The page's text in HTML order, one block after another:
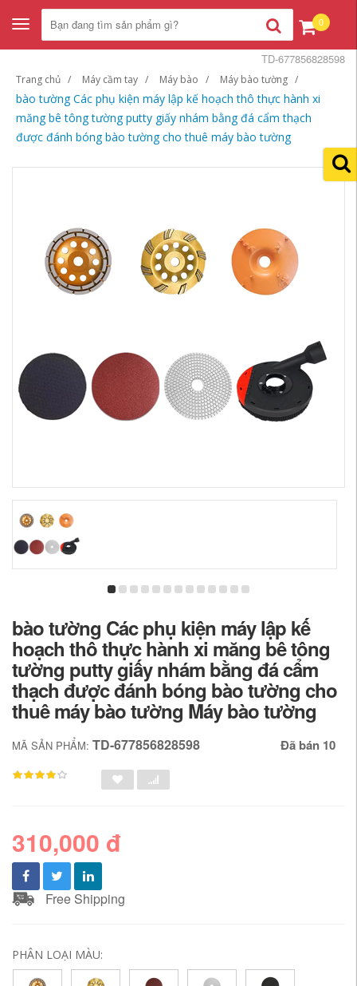
Toggle
navigation
0
Trang chủ Máy cầm tay Máy bào Máy bào tường
bào tường Các phụ kiện máy lập kế hoạch thô thực hành xi
măng bê tông tường putty giấy nhám bằng đá cẩm thạch
được đánh bóng bào tường cho thuê máy bào tường
TD-677856828598
bào tường Các phụ kiện máy lập kế
hoạch thô thực hành xi măng bê tông
tường putty giấy nhám bằng đá cẩm
thạch được đánh bóng bào tường cho
thuê máy bào tường Máy bào tường
MÃ SẢN PHẨM: TD-677856828598 Đã bán 10
310,000 đ
Free Shipping
PHÂN LOẠI MÀU: